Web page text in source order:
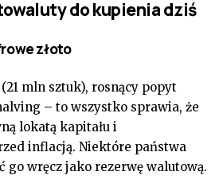
do kupienia dziś
złoto
mln sztuk), rosnący popyt
– to wszystko sprawia, że
lokatą kapitału i
inflacją. Niektóre państwa
go wręcz jako rezerwę walutową.